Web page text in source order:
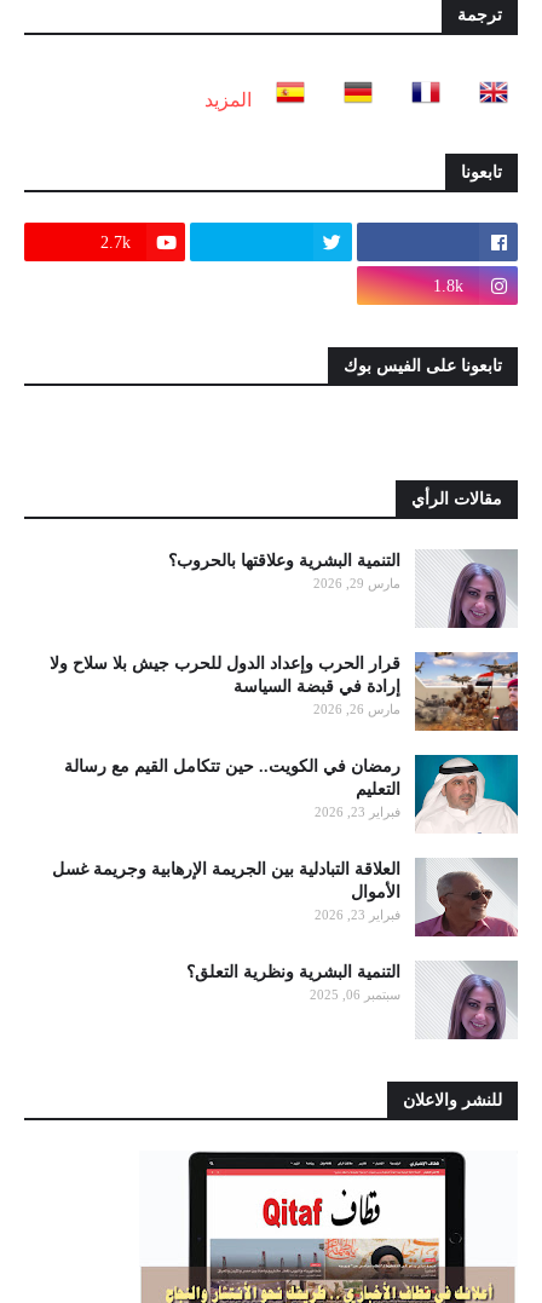
ترجمة
المزيد
تابعونا
2.7k
1.8k
تابعونا على الفيس بوك
مقالات الرأي
التنمية البشرية وعلاقتها بالحروب؟
مارس 29, 2026
قرار الحرب وإعداد الدول للحرب جيش بلا سلاح ولا
إرادة في قبضة السياسة
مارس 26, 2026
رمضان في الكويت.. حين تتكامل القيم مع رسالة
التعليم
فبراير 23, 2026
العلاقة التبادلية بين الجريمة الإرهابية وجريمة غسل
الأموال
فبراير 23, 2026
التنمية البشرية ونظرية التعلق؟
سبتمبر 06, 2025
للنشر والاعلان